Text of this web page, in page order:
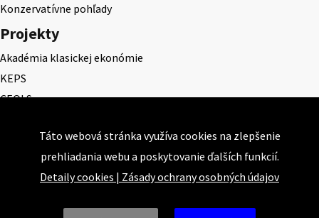
Konzervatívne pohľady
Projekty
Akadémia klasickej ekonómie
KEPS
CEQLS
Cena Ernesta Valka
Študentská esej
Deň daňového odbremenenia
Táto webová stránka využíva cookies na zlepšenie
prehliadania webu a poskytovanie ďalších funkcií.
Detaily cookies | Zásady ochrany osobných údajov